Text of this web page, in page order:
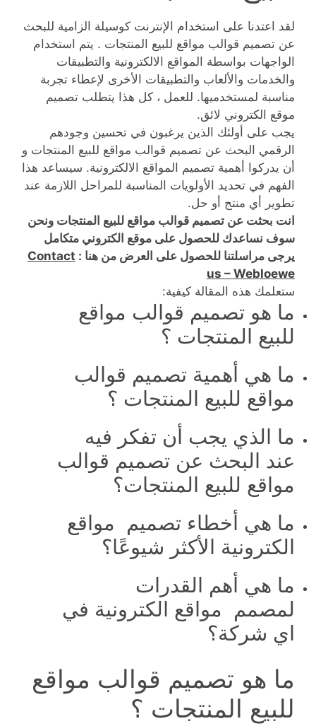
لقد اعتدنا على استخدام الإنترنت كوسيلة الزامية للبحث
عن تصميم قوالب مواقع للبيع المنتجات . يتم استخدام
الواجهات بواسطة المواقع الالكترونية والتطبيقات
والخدمات والألعاب والتطبيقات الأخرى لإعطاء تجربة
مناسبة لمستخدميها. للعمل ، كل هذا يتطلب تصميم
موقع الكتروني لائق.
يجب على أولئك الذين يرغبون في تحسين وجودهم
الرقمي البحث عن تصميم قوالب مواقع للبيع المنتجات و
أن يدركوا أهمية تصميم المواقع الالكترونية. سيساعد هذا
الفهم في تحديد الأولويات المناسبة للمراحل اللازمة عند
تطوير أي منتج أو حل.
انت بحثت عن تصميم قوالب مواقع للبيع المنتجات ونحن
سوف نساعدك للحصول على موقع الكتروني متكامل
يرجى مراسلتنا للحصول على العرض من هنا : Contact
us – Webloewe
ستعلمك هذه المقالة كيفية:
ما هو تصميم قوالب مواقع
للبيع المنتجات ؟
ما هي أهمية تصميم قوالب
مواقع للبيع المنتجات ؟
ما الذي يجب أن تفكر فيه
عند البحث عن تصميم قوالب
مواقع للبيع المنتجات؟
ما هي أخطاء تصميم مواقع
الكترونية الأكثر شيوعًا؟
ما هي أهم القدرات
لمصمم مواقع الكترونية في
اي شركة؟
ما هو تصميم قوالب مواقع
للبيع المنتجات ؟